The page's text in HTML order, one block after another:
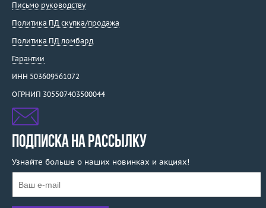
Письмо руководству
Политика ПД скупка/продажа
Политика ПД ломбард
Гарантии
ИНН 503609561072
ОГРНИП 305507403500044
ПОДПИСКА НА РАССЫЛКУ
Узнайте больше о наших новинках и акциях!